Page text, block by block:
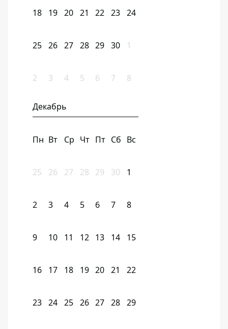
18 19 20 21 22 23 24
25 26 27 28 29 30 1
2 3 4 5 6 7 8
Декабрь
Пн Вт Ср Чт Пт Сб Вс
25 26 27 28 29 30 1
2 3 4 5 6 7 8
9 10 11 12 13 14 15
16 17 18 19 20 21 22
23 24 25 26 27 28 29